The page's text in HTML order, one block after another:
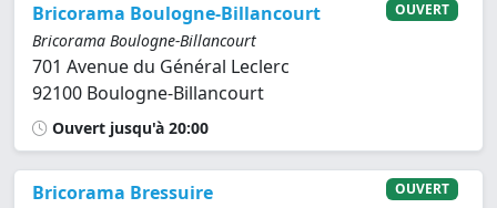
Bricorama Boulogne-Billancourt
Bricorama Boulogne-Billancourt
701 Avenue du Général Leclerc
92100 Boulogne-Billancourt
OUVERT
Ouvert jusqu'à 20:00
Bricorama Bressuire OUVERT